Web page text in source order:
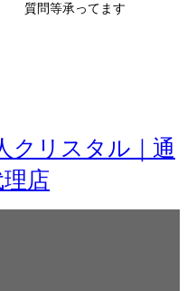
質問等承ってます